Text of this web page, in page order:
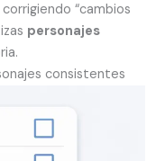
“cambios
personajes
consistentes